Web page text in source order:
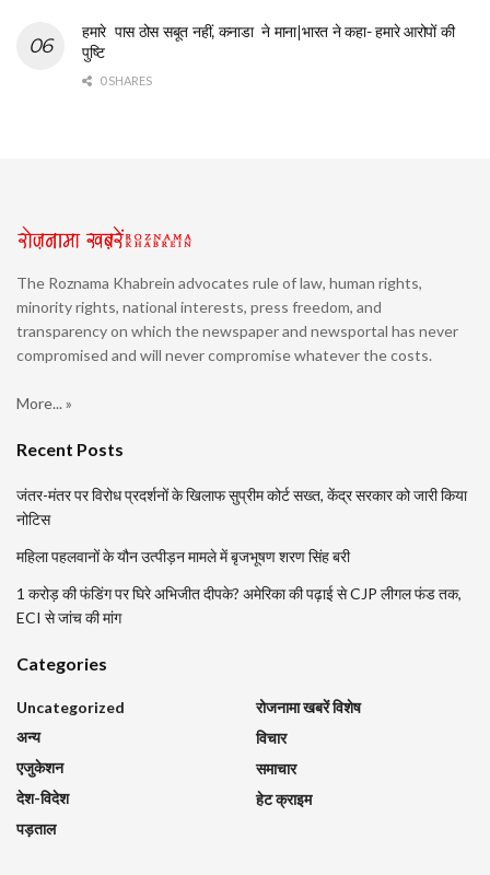
हमारे पास ठोस सबूत नहीं, कनाडा ने माना|भारत ने कहा- हमारे आरोपों की
पुष्टि
0 SHARES
The Roznama Khabrein advocates rule of law, human rights,
minority rights, national interests, press freedom, and
transparency on which the newspaper and newsportal has never
compromised and will never compromise whatever the costs.
More... »
Recent Posts
जंतर-मंतर पर विरोध प्रदर्शनों के खिलाफ सुप्रीम कोर्ट सख्त, केंद्र सरकार को जारी किया
नोटिस
महिला पहलवानों के यौन उत्पीड़न मामले में बृजभूषण शरण सिंह बरी
1 करोड़ की फंडिंग पर घिरे अभिजीत दीपके? अमेरिका की पढ़ाई से CJP लीगल फंड तक,
ECI से जांच की मांग
Categories
Uncategorized
अन्य
एजुकेशन
देश-विदेश
पड़ताल
रोजनामा खबरें विशेष
विचार
समाचार
हेट क्राइम